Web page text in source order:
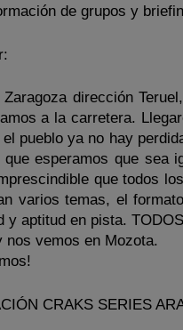
de grupos y
Zaragoza dirección
a la carretera.
pueblo ya no hay
que esperamos que sea
que todos
varios temas, el
y aptitud en pista.
nos vemos en Mozota.
CRAKS SERIES